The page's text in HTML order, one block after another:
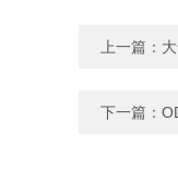
上一篇：
下一篇：